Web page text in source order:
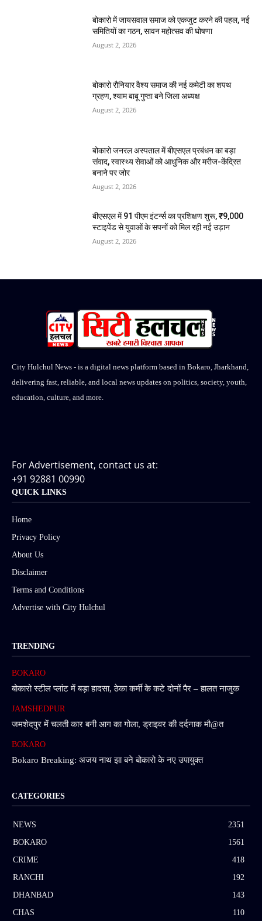
बोकारो में जायसवाल समाज को एकजुट करने की पहल, नई
समितियों का गठन, सावन महोत्सव की घोषणा
August 2, 2026
बोकारो रौनियार वैश्य समाज की नई कमेटी का शपथ
ग्रहण, श्याम बाबू गुप्ता बने जिला अध्यक्ष
August 2, 2026
बोकारो जनरल अस्पताल में बीएसएल प्रबंधन का बड़ा
संवाद, स्वास्थ्य सेवाओं को आधुनिक और मरीज-केंद्रित
बनाने पर जोर
August 2, 2026
बीएसएल में 91 पीएम इंटर्न्स का प्रशिक्षण शुरू, ₹9,000
स्टाइपेंड से युवाओं के सपनों को मिल रही नई उड़ान
August 2, 2026
City Hulchul News - is a digital news platform based in Bokaro, Jharkhand,
delivering fast, reliable, and local news updates on politics, society, youth,
education, culture, and more.
For Advertisement, contact us at:
+91 92881 00990
QUICK LINKS
Home
Privacy Policy
About Us
Disclaimer
Terms and Conditions
Advertise with City Hulchul
TRENDING
BOKARO
बोकारो स्टील प्लांट में बड़ा हादसा, ठेका कर्मी के कटे दोनों पैर – हालत नाजुक
JAMSHEDPUR
जमशेदपुर में चलती कार बनी आग का गोला, ड्राइवर की दर्दनाक मौ@त
BOKARO
Bokaro Breaking: अजय नाथ झा बने बोकारो के नए उपायुक्त
CATEGORIES
NEWS
2351
BOKARO
1561
CRIME
418
RANCHI
192
DHANBAD
143
CHAS
110